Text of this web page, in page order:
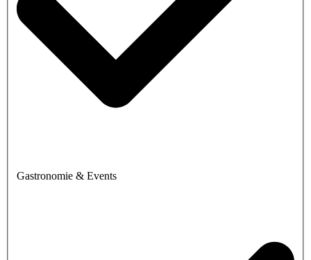
Gastronomie & Events